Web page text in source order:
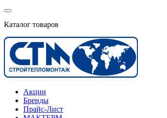
Каталог товаров
Акции
Бренды
Прайс-Лист